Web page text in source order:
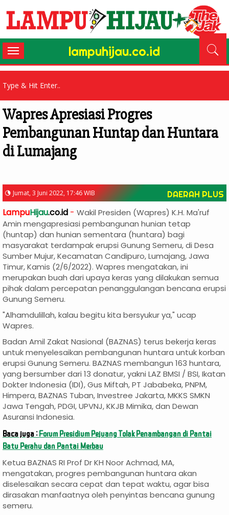
lampuhijau.co.id
Toggle
navigation
Wapres Apresiasi Progres
Pembangunan Huntap dan Huntara
di Lumajang
Jumat, 3 Juni 2022, 17:46 WIB DAERAH PLUS
LampuHijau.co.id - Wakil Presiden (Wapres) K.H. Ma'ruf
Amin mengapresiasi pembangunan hunian tetap
(huntap) dan hunian sementara (huntara) bagi
masyarakat terdampak erupsi Gunung Semeru, di Desa
Sumber Mujur, Kecamatan Candipuro, Lumajang, Jawa
Timur, Kamis (2/6/2022). Wapres mengatakan, ini
merupakan buah dari upaya keras yang dilakukan semua
pihak dalam percepatan penanggulangan bencana erupsi
Gunung Semeru.
"Alhamdulillah, kalau begitu kita bersyukur ya," ucap
Wapres.
Badan Amil Zakat Nasional (BAZNAS) terus bekerja keras
untuk menyelesaikan pembangunan huntara untuk korban
erupsi Gunung Semeru. BAZNAS membangun 163 huntara,
yang bersumber dari 13 donatur, yakni LAZ BMSI / BSI, Ikatan
Dokter Indonesia (IDI), Gus Miftah, PT Jababeka, PNPM,
Himpera, BAZNAS Tuban, Investree Jakarta, MKKS SMKN
Jawa Tengah, PDGI, UPVNJ, KKJB Mimika, dan Dewan
Asuransi Indonesia.
Baca juga :Forum Presidium Pejuang Tolak Penambangan di Pantai
Batu Perahu dan Pantai Merbau
Ketua BAZNAS RI Prof Dr KH Noor Achmad, MA,
mengatakan, progres pembangunan huntara akan
diselesaikan secara cepat dan tepat waktu, agar bisa
dirasakan manfaatnya oleh penyintas bencana gunung
semeru.